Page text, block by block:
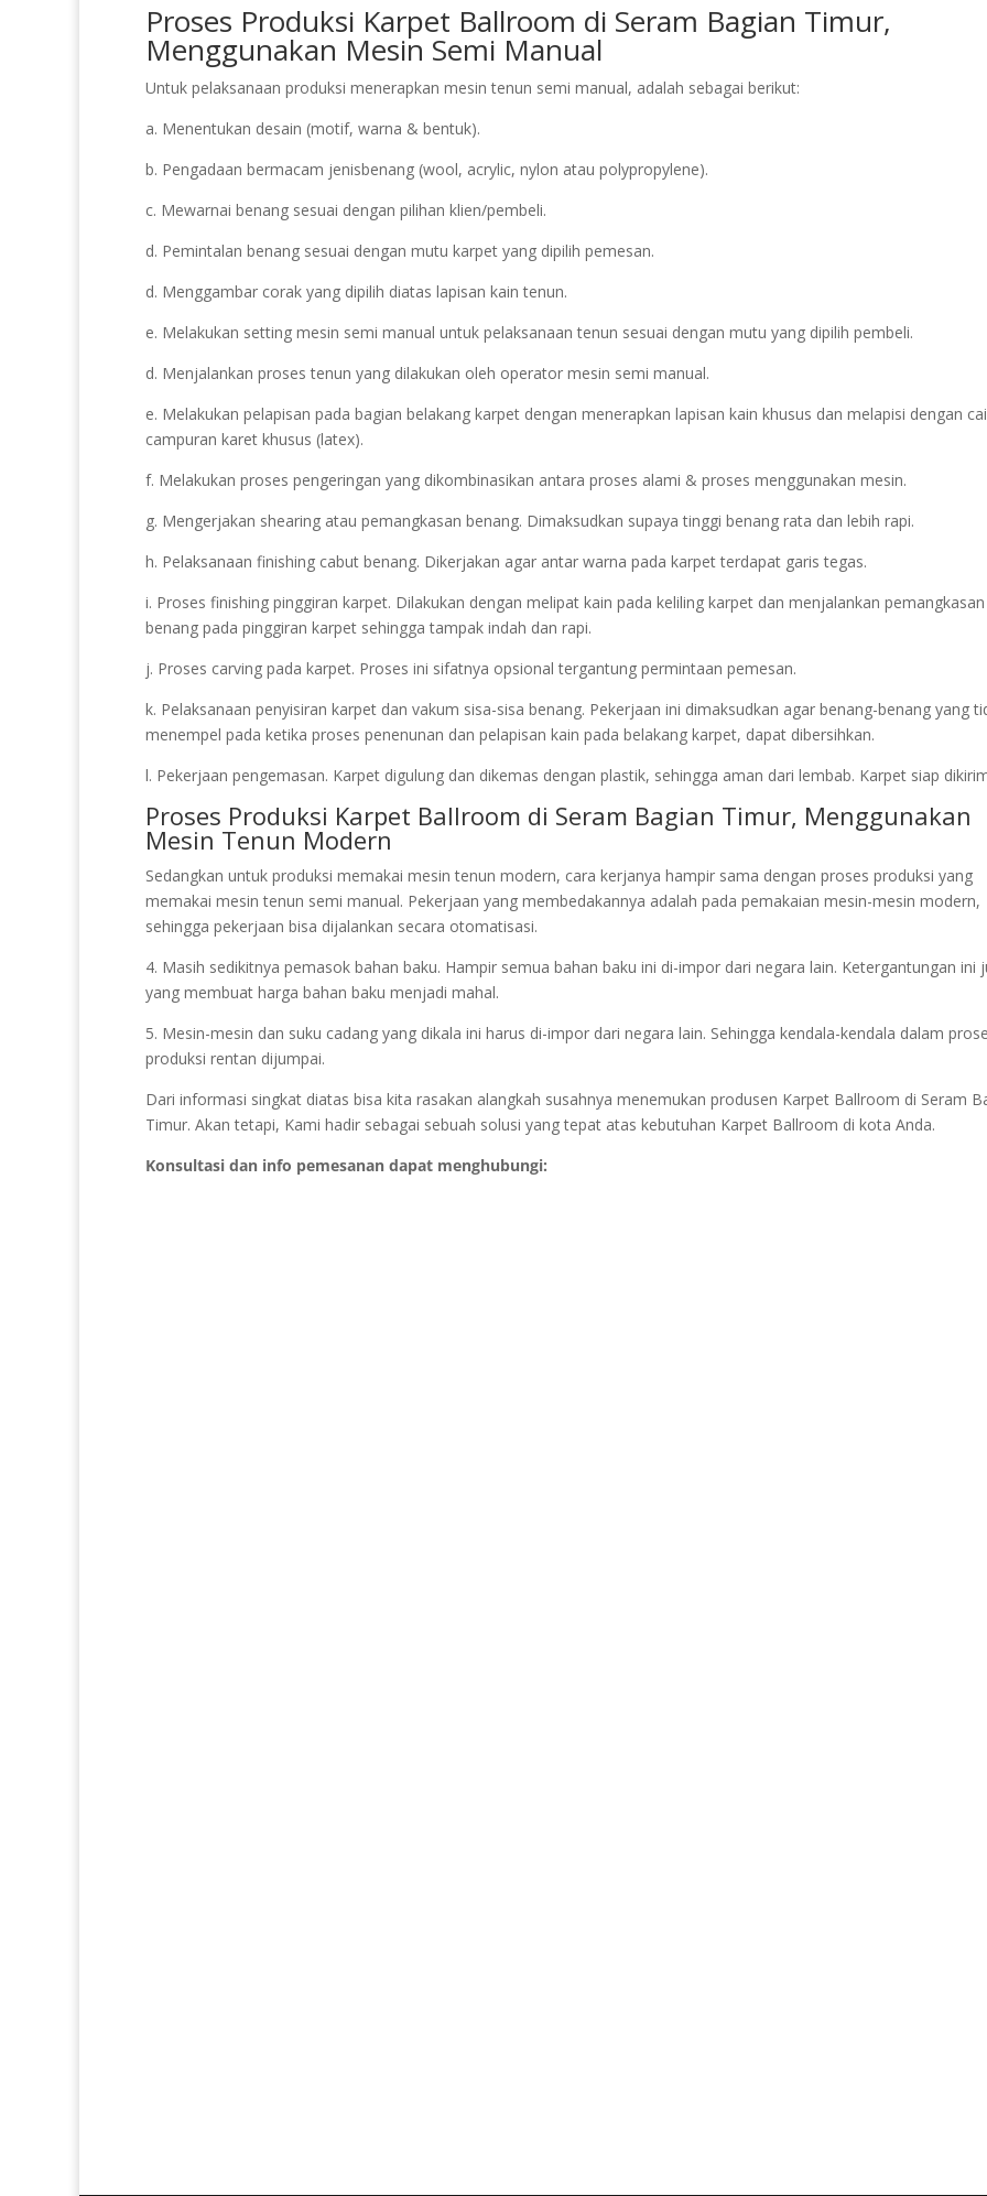
Proses Produksi Karpet Ballroom di Seram Bagian Timur,
Menggunakan Mesin Semi Manual
Untuk pelaksanaan produksi menerapkan mesin tenun semi manual, adalah sebagai berikut:
a. Menentukan desain (motif, warna & bentuk).
b. Pengadaan bermacam jenisbenang (wool, acrylic, nylon atau polypropylene).
c. Mewarnai benang sesuai dengan pilihan klien/pembeli.
d. Pemintalan benang sesuai dengan mutu karpet yang dipilih pemesan.
d. Menggambar corak yang dipilih diatas lapisan kain tenun.
e. Melakukan setting mesin semi manual untuk pelaksanaan tenun sesuai dengan mutu yang dipilih pembeli.
d. Menjalankan proses tenun yang dilakukan oleh operator mesin semi manual.
e. Melakukan pelapisan pada bagian belakang karpet dengan menerapkan lapisan kain khusus dan melapisi dengan
campuran karet khusus (latex).
f. Melakukan proses pengeringan yang dikombinasikan antara proses alami & proses menggunakan mesin.
g. Mengerjakan shearing atau pemangkasan benang. Dimaksudkan supaya tinggi benang rata dan lebih rapi.
h. Pelaksanaan finishing cabut benang. Dikerjakan agar antar warna pada karpet terdapat garis tegas.
i. Proses finishing pinggiran karpet. Dilakukan dengan melipat kain pada keliling karpet dan menjalankan pemangkasan
benang pada pinggiran karpet sehingga tampak indah dan rapi.
j. Proses carving pada karpet. Proses ini sifatnya opsional tergantung permintaan pemesan.
k. Pelaksanaan penyisiran karpet dan vakum sisa-sisa benang. Pekerjaan ini dimaksudkan agar benang-benang yang
menempel pada ketika proses penenunan dan pelapisan kain pada belakang karpet, dapat dibersihkan.
l. Pekerjaan pengemasan. Karpet digulung dan dikemas dengan plastik, sehingga aman dari lembab. Karpet siap
Proses Produksi Karpet Ballroom di Seram Bagian Timur, Menggunakan
Mesin Tenun Modern
Sedangkan untuk produksi memakai mesin tenun modern, cara kerjanya hampir sama dengan proses produksi yang
memakai mesin tenun semi manual. Pekerjaan yang membedakannya adalah pada pemakaian mesin-mesin modern,
sehingga pekerjaan bisa dijalankan secara otomatisasi.
4. Masih sedikitnya pemasok bahan baku. Hampir semua bahan baku ini di-impor dari negara lain. Ketergantungan ini
yang membuat harga bahan baku menjadi mahal.
5. Mesin-mesin dan suku cadang yang dikala ini harus di-impor dari negara lain. Sehingga kendala-kendala dalam
produksi rentan dijumpai.
Dari informasi singkat diatas bisa kita rasakan alangkah susahnya menemukan produsen Karpet Ballroom di Seram
Timur. Akan tetapi, Kami hadir sebagai sebuah solusi yang tepat atas kebutuhan Karpet Ballroom di kota Anda.
Konsultasi dan info pemesanan dapat menghubungi: